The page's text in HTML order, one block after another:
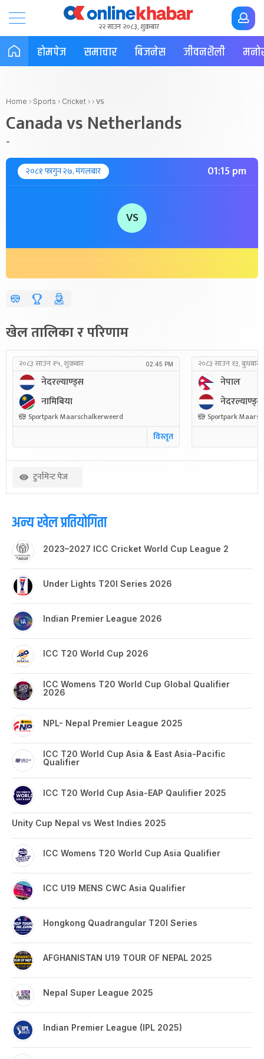
२२ साउन २०८३, शुक्रबार
होमपेज समाचार बिजनेस जीवनशैली
Home › Sports › Cricket › › VS
Canada vs Netherlands
-
२०८१ फागुन २७, मंगलबार 01:15 pm
VS
खेल तालिका र परिणाम
२०८३ साउन १५, शुक्रबार 02:45 PM
नेदरल्याण्ड्स
नामिबिया
Sportpark Maarschalkerweerd
विस्तृत
२०८३ साउन १३, बुधबार
नेपाल
नेदरल्याण्ड्स
Sportpark
टुर्नामेन्ट पेज
अन्य खेल प्रतियोगिता
2023–2027 ICC Cricket World Cup League 2
Under Lights T20I Series 2026
Indian Premier League 2026
ICC T20 World Cup 2026
ICC Womens T20 World Cup Global Qualifier
2026
NPL- Nepal Premier League 2025
ICC T20 World Cup Asia & East Asia-Pacific
Qualifier
ICC T20 World Cup Asia-EAP Qaulifier 2025
Unity Cup Nepal vs West Indies 2025
ICC Womens T20 World Cup Asia Qualifier
ICC U19 MENS CWC Asia Qualifier
Hongkong Quadrangular T20I Series
AFGHANISTAN U19 TOUR OF NEPAL 2025
Nepal Super League 2025
Indian Premier League (IPL 2025)